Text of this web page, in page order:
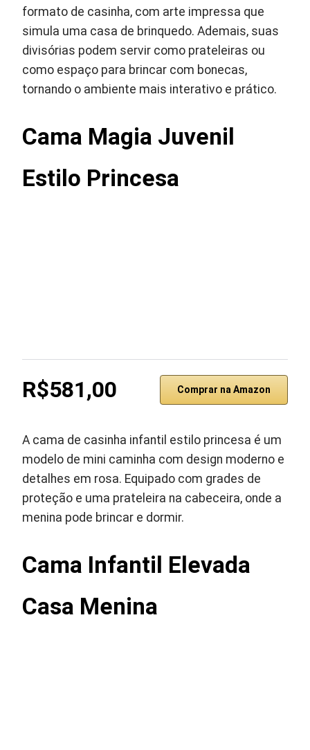
formato de casinha, com arte impressa que
simula uma casa de brinquedo. Ademais, suas
divisórias podem servir como prateleiras ou
como espaço para brincar com bonecas,
tornando o ambiente mais interativo e prático.
Cama Magia Juvenil
Estilo Princesa
R$581,00 Comprar na Amazon
A cama de casinha infantil estilo princesa é um
modelo de mini caminha com design moderno e
detalhes em rosa. Equipado com grades de
proteção e uma prateleira na cabeceira, onde a
menina pode brincar e dormir.
Cama Infantil Elevada
Casa Menina